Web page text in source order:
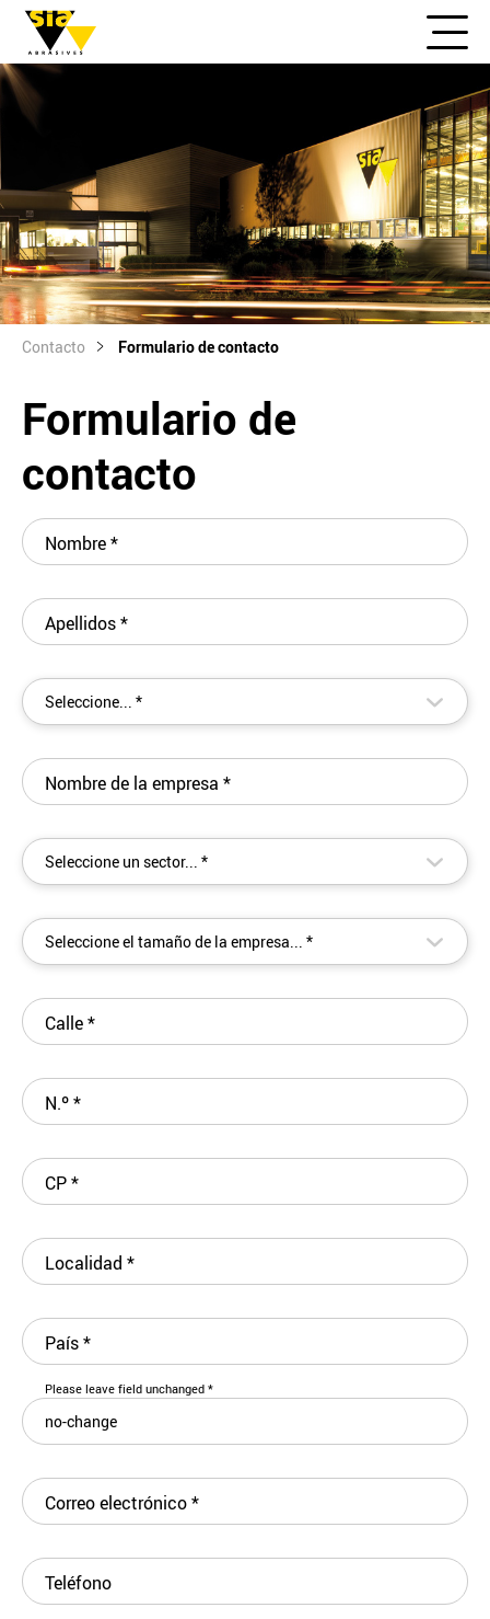
Contacto Formulario de contacto
Formulario de
contacto
Nombre*
Apellidos*
Seleccione... *
Nombre de la empresa *
Seleccione un sector... *
Seleccione el tamaño de la empresa... *
Calle*
N.º*
CP*
Localidad *
País*
Please leave field unchanged *
Correo electrónico*
Teléfono